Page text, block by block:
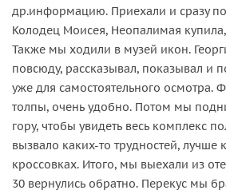
др.информацию. Приехали и сразу
Колодец Моисея, Неопалимая
Также мы ходили в музей икон.
повсюду, рассказывал, показывал и
уже для самостоятельного осмотра.
толпы, очень удобно. Потом мы
гору, чтобы увидеть весь комплекс
вызвало каких-то трудностей, лучше
кроссовках. Итого, мы выехали из
30 вернулись обратно. Перекус мы